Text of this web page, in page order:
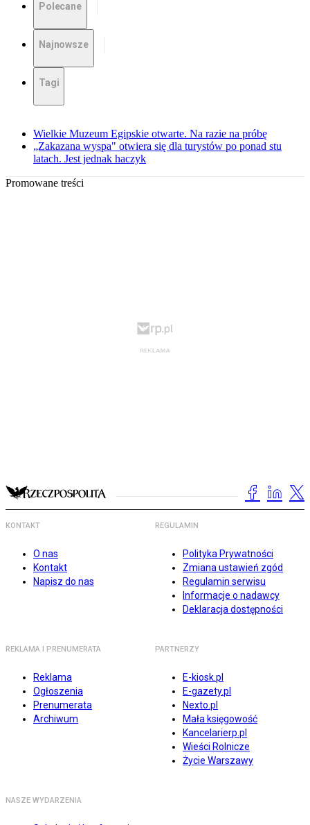
Polecane
Najnowsze
Tagi
Wielkie Muzeum Egipskie otwarte. Na razie na próbę
„Zakazana wyspa" otwiera się dla turystów po ponad stu
latach. Jest jednak haczyk
Promowane treści
KONTAKT
O nas
Kontakt
Napisz do nas
REGULAMIN
Polityka Prywatności
Zmiana ustawień zgód
Regulamin serwisu
Informacje o nadawcy
Deklaracja dostępności
REKLAMA I PRENUMERATA
Reklama
Ogłoszenia
Prenumerata
Archiwum
PARTNERZY
E-kiosk.pl
E-gazety.pl
Nexto.pl
Mała księgowość
Kancelarierp.pl
Wieści Rolnicze
Życie Warszawy
NASZE WYDARZENIA